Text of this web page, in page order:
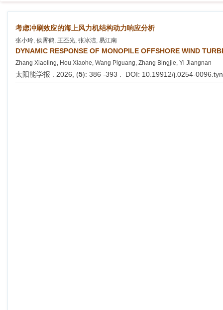
考虑冲刷效应的海上风力机结构动力响应分析
张小玲, 侯霄鹤, 王丕光, 张冰洁, 易江南
DYNAMIC RESPONSE OF MONOPILE OFFSHORE WIND
Zhang Xiaoling, Hou Xiaohe, Wang Piguang, Zhang Bingjie, Yi Jiangnan
太阳能学报 . 2026, (5): 386 -393 . DOI: 10.19912/j.0254-